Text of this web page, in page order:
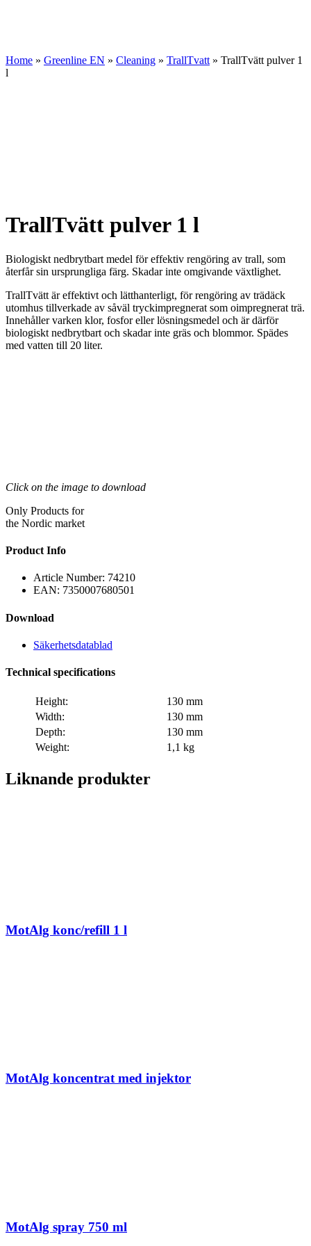
Home » Greenline EN » Cleaning » TrallTvatt » TrallTvätt pulver 1
l
TrallTvätt pulver 1 l
Biologiskt nedbrytbart medel för effektiv rengöring av trall, som
återfår sin ursprungliga färg. Skadar inte omgivande växtlighet.
TrallTvätt är effektivt och lätthanterligt, för rengöring av trädäck
utomhus tillverkade av såväl tryckimpregnerat som oimpregnerat trä.
Innehåller varken klor, fosfor eller lösningsmedel och är därför
biologiskt nedbrytbart och skadar inte gräs och blommor. Spädes
med vatten till 20 liter.
Click on the image to download
Only Products for
the Nordic market
Product Info
Article Number: 74210
EAN: 7350007680501
Download
Säkerhetsdatablad
Technical specifications
Height:
130 mm
Width:
130 mm
Depth:
130 mm
Weight:
1,1 kg
Liknande produkter
MotAlg konc/refill 1 l
MotAlg koncentrat med injektor
MotAlg spray 750 ml